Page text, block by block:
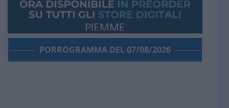
PORROGRAMMA DEL 07/08/2026